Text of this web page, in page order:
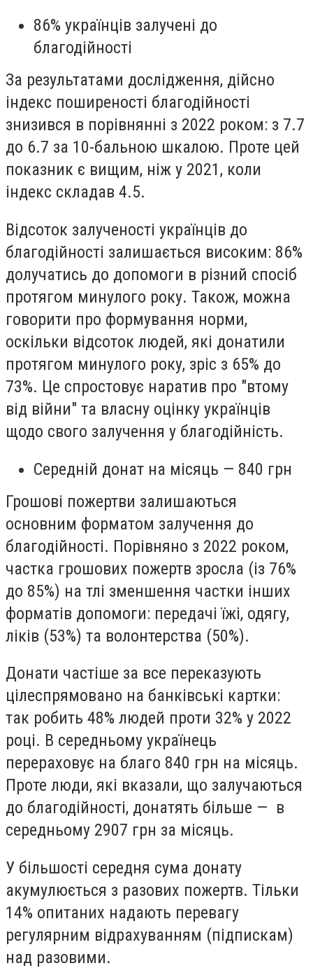
86% українців залучені до
благодійності
За результатами дослідження, дійсно
індекс поширеності благодійності
знизився в порівнянні з 2022 роком: з 7.7
до 6.7 за 10-бальною шкалою. Проте цей
показник є вищим, ніж у 2021, коли
індекс складав 4.5.
Відсоток залученості українців до
благодійності залишається високим: 86%
долучатись до допомоги в різний спосіб
протягом минулого року. Також, можна
говорити про формування норми,
оскільки відсоток людей, які донатили
протягом минулого року, зріс з 65% до
73%. Це спростовує наратив про "втому
від війни" та власну оцінку українців
щодо свого залучення у благодійність.
Середній донат на місяць — 840 грн
Грошові пожертви залишаються
основним форматом залучення до
благодійності. Порівняно з 2022 роком,
частка грошових пожертв зросла (із 76%
до 85%) на тлі зменшення частки інших
форматів допомоги: передачі їжі, одягу,
ліків (53%) та волонтерства (50%).
Донати частіше за все переказують
цілеспрямовано на банківські картки:
так робить 48% людей проти 32% у 2022
році. В середньому українець
перераховує на благо 840 грн на місяць.
Проте люди, які вказали, що залучаються
до благодійності, донатять більше — в
середньому 2907 грн за місяць.
У більшості середня сума донату
акумулюється з разових пожертв. Тільки
14% опитаних надають перевагу
регулярним відрахуванням (підпискам)
над разовими.